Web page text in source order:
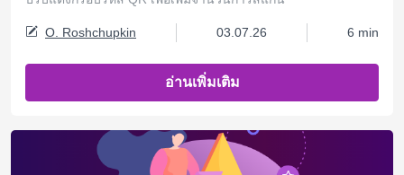
O. Roshchupkin 03.07.26 6 min
อ่านเพิ่มเติม